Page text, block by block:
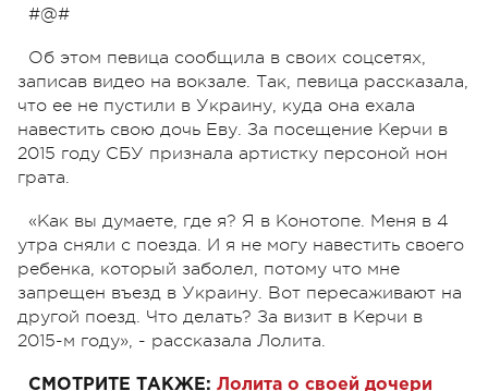
#@#
Об этом певица сообщила в своих соцсетях,
записав видео на вокзале. Так, певица рассказала,
что ее не пустили в Украину, куда она ехала
навестить свою дочь Еву. За посещение Керчи в
2015 году СБУ признала артистку персоной нон
грата.
«Как вы думаете, где я? Я в Конотопе. Меня в 4
утра сняли с поезда. И я не могу навестить своего
ребенка, который заболел, потому что мне
запрещен въезд в Украину. Вот пересаживают на
другой поезд. Что делать? За визит в Керчи в
2015-м году», - рассказала Лолита.
СМОТРИТЕ ТАКЖЕ: Лолита о своей дочери